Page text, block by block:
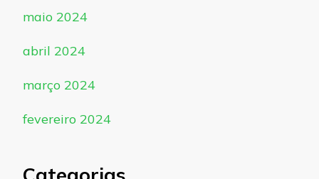
maio 2024
abril 2024
março 2024
fevereiro 2024